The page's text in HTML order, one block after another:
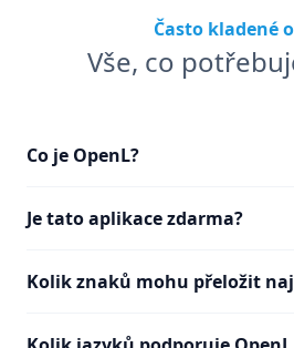
Často kladené
Vše, co
Co je OpenL?
Je tato aplikace zdarma?
Kolik znaků mohu přeložit